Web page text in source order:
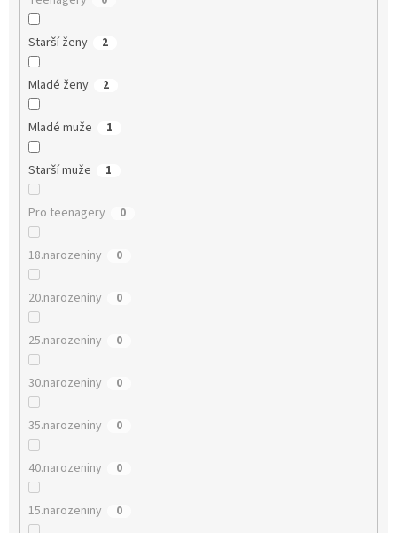
Starší ženy 2
Mladé ženy 2
Mladé muže 1
Starší muže 1
Pro teenagery 0
18.narozeniny 0
20.narozeniny 0
25.narozeniny 0
30.narozeniny 0
35.narozeniny 0
40.narozeniny 0
15.narozeniny 0